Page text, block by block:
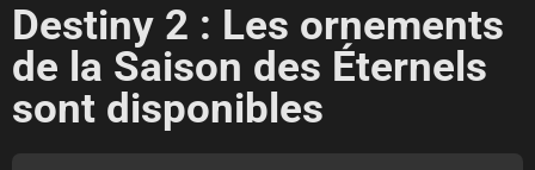
Destiny 2 : Les ornements
de la Saison des Éternels
sont disponibles